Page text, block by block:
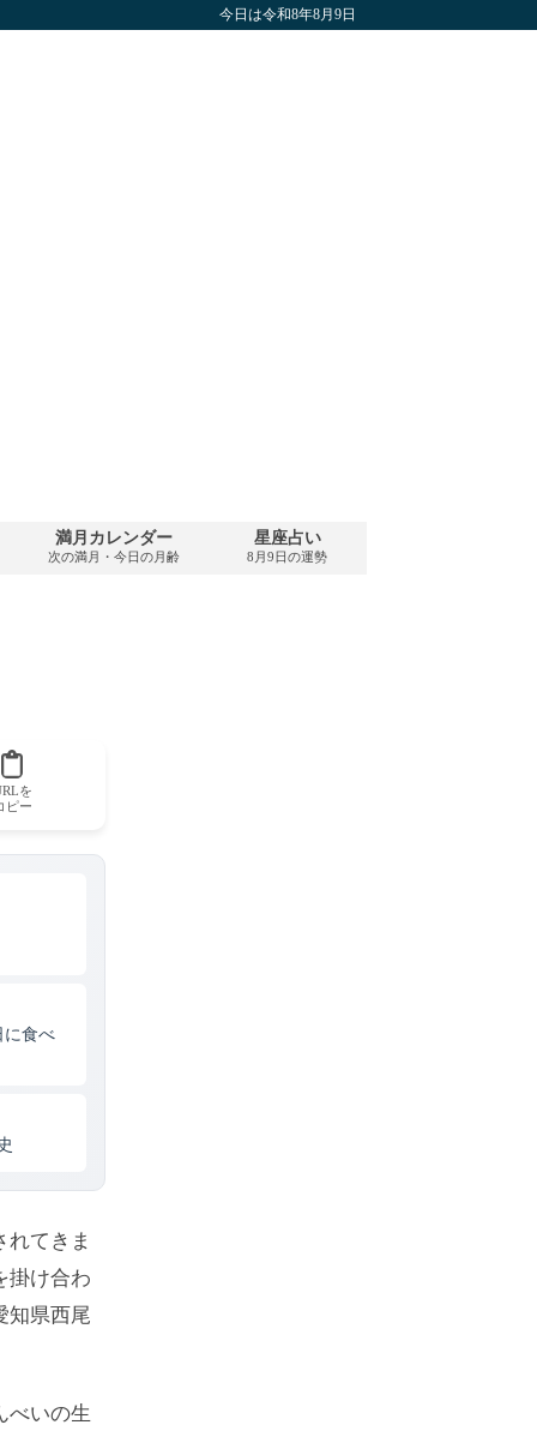
今日は令和8年8月9日
満月カレンダー
次の満月・今日の月齢
星座占い
8月9日の運勢
を
ピー
に食べ
れてきま
掛け合わ
知県西尾
べいの生